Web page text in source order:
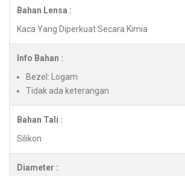
Bahan Lensa :
Kaca Yang Diperkuat Secara Kimia
Info Bahan :
Bezel: Logam
Tidak ada keterangan
Bahan Tali :
Silikon
Diameter :